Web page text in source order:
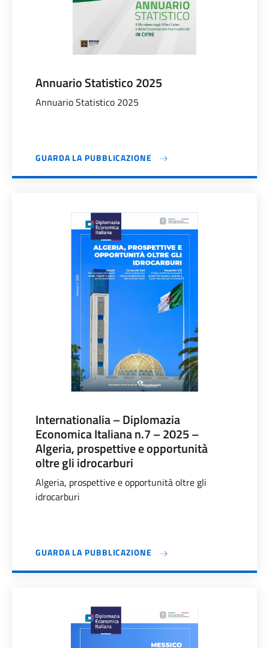
Annuario Statistico 2025
Annuario Statistico 2025
GUARDA LA PUBBLICAZIONE
Internationalia – Diplomazia
Economica Italiana n.7 – 2025 –
Algeria, prospettive e opportunità
oltre gli idrocarburi
Algeria, prospettive e opportunità oltre gli
idrocarburi
GUARDA LA PUBBLICAZIONE